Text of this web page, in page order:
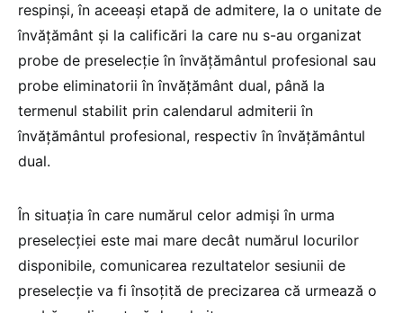
respinși, în aceeași etapă de admitere, la o unitate de
învățământ și la calificări la care nu s-au organizat
probe de preselecție în învățământul profesional sau
probe eliminatorii în învățământ dual, până la
termenul stabilit prin calendarul admiterii în
învățământul profesional, respectiv în învățământul
dual.
În situația în care numărul celor admiși în urma
preselecției este mai mare decât numărul locurilor
disponibile, comunicarea rezultatelor sesiunii de
preselecție va fi însoțită de precizarea că urmează o